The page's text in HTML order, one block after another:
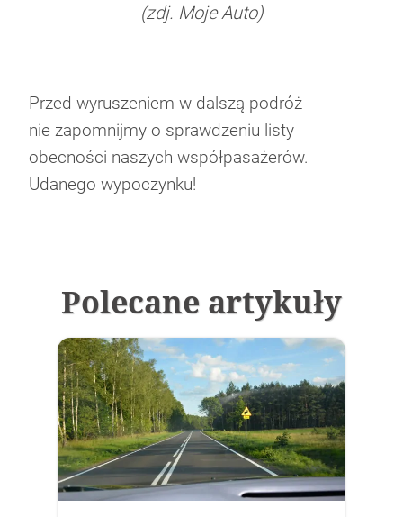
(zdj. Moje Auto)
Przed wyruszeniem w dalszą podróż
nie zapomnijmy o sprawdzeniu listy
obecności naszych współpasażerów.
Udanego wypoczynku!
Polecane artykuły